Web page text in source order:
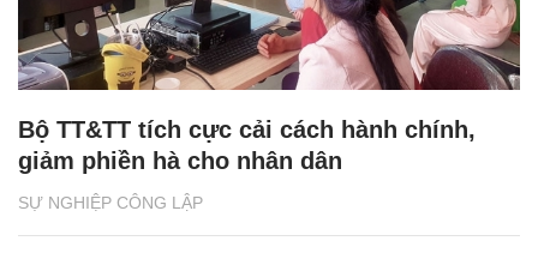
SỰ NGHIỆP CÔNG LẬP
Bộ TT&TT tích cực cải cách hành chính,
giảm phiền hà cho nhân dân